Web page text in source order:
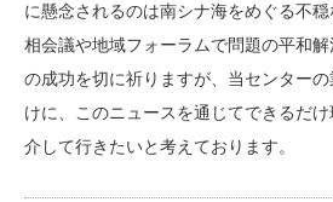
に懸念されるのは南シナ海をめぐる不
相会議や地域フォーラムで問題の平和
の成功を切に祈りますが、当センター
けに、このニュースを通じてできるだ
介して行きたいと考えております。